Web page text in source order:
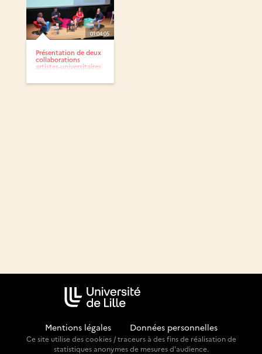
01:04:05
Présentation de deux
collaborations
artistes-universitaires
Mentions légales Données personnelles
Ce site utilise des cookies / traceurs à des fins de réalisation de
statistiques anonymes de mesures d'audience.